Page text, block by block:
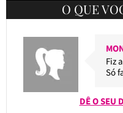
O QUE
Fiz
Só
DÊ O SEU